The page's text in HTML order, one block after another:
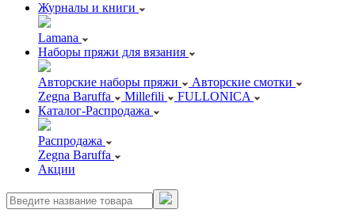
Журналы и книги
Lamana
Наборы пряжи для вязания
Авторские наборы пряжи
Авторские смотки
Zegna Baruffa
Millefili
FULLONICA
Каталог-Распродажа
Распродажа
Zegna Baruffa
Акции